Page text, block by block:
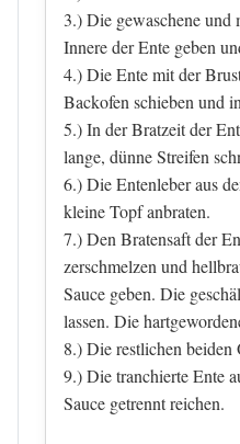
3.) Die gewaschene
Innere der Ente geben
4.) Die Ente mit der
Backofen schieben und
5.) In der Bratzeit der
lange, dünne Streifen
6.) Die Entenleber aus
kleine Topf anbraten.
7.) Den Bratensaft der
zerschmelzen und
Sauce geben. Die
lassen. Die
8.) Die restlichen beiden
9.) Die tranchierte Ente
Sauce getrennt reichen.